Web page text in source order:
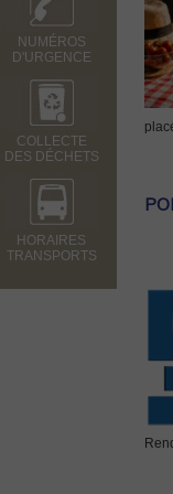
NUMÉROS
D'URGENCE
COLLECTE
DES DÉCHETS
HORAIRES
TRANSPORTS